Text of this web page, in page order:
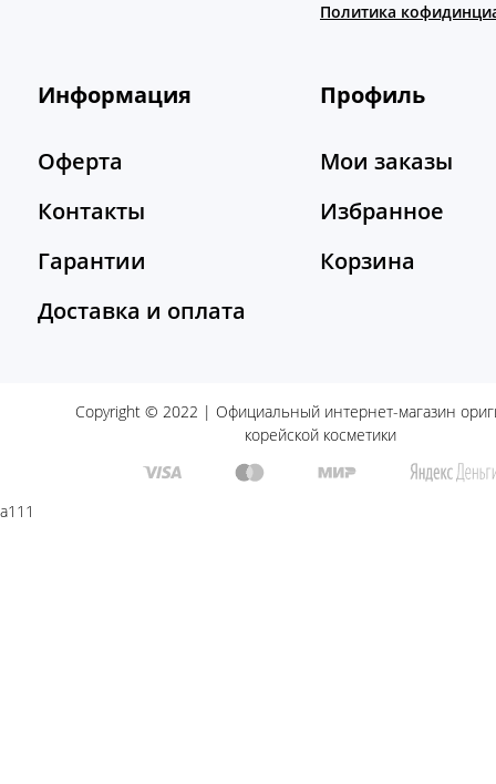
Политика
Информация
Оферта
Контакты
Гарантии
Доставка и оплата
Профиль
Мои заказы
Избранное
Корзина
Copyright © 2022 | Официальный интернет-магазин
корейской косметики
a111